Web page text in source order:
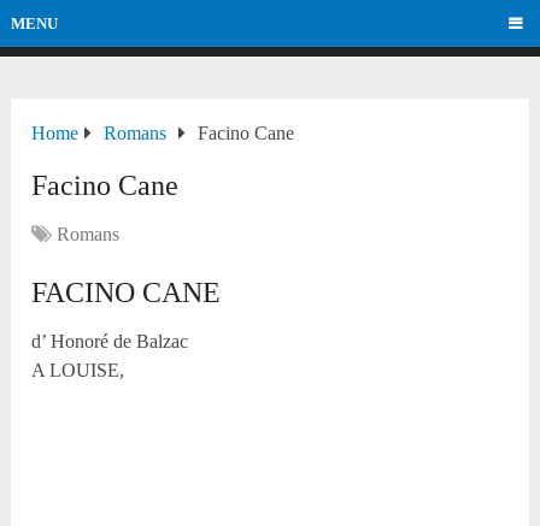
MENU
Home Romans Facino Cane
Facino Cane
Romans
FACINO CANE
d’ Honoré de Balzac
A LOUISE,